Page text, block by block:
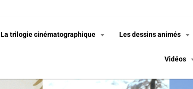
La trilogie cinématographique Les dessins animés
Vidéos